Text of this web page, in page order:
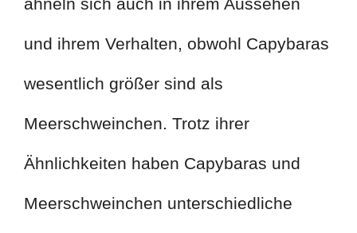
ähneln sich auch in ihrem Aussehen
und ihrem Verhalten, obwohl Capybaras
wesentlich größer sind als
Meerschweinchen. Trotz ihrer
Ähnlichkeiten haben Capybaras und
Meerschweinchen unterschiedliche